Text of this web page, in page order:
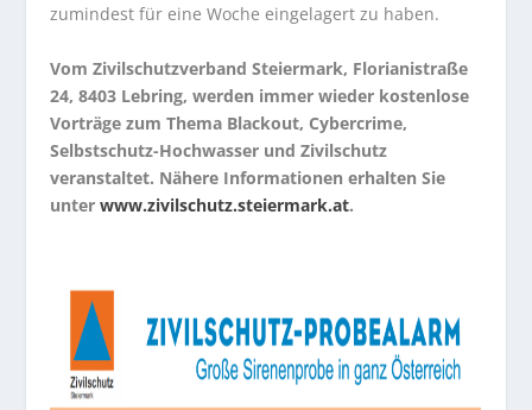
zumindest für eine Woche eingelagert zu haben.
Vom Zivilschutzverband Steiermark, Florianistraße
24, 8403 Lebring, werden immer wieder kostenlose
Vorträge zum Thema Blackout, Cybercrime,
Selbstschutz-Hochwasser und Zivilschutz
veranstaltet. Nähere Informationen erhalten Sie
unterwww.zivilschutz.steiermark.at.